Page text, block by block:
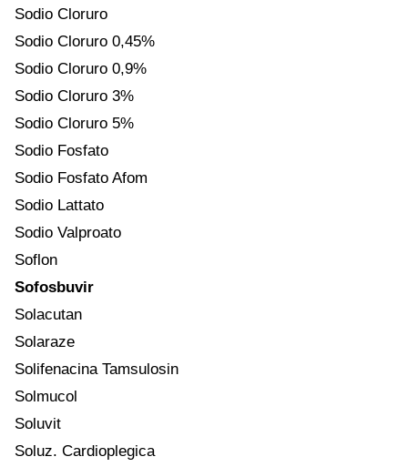
Sodio Cloruro
Sodio Cloruro 0,45%
Sodio Cloruro 0,9%
Sodio Cloruro 3%
Sodio Cloruro 5%
Sodio Fosfato
Sodio Fosfato Afom
Sodio Lattato
Sodio Valproato
Soflon
Sofosbuvir
Solacutan
Solaraze
Solifenacina Tamsulosin
Solmucol
Soluvit
Soluz. Cardioplegica